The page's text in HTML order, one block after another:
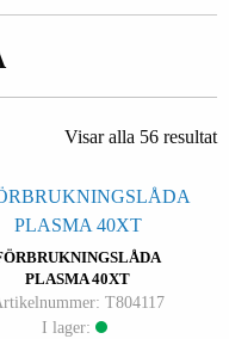
Visar alla 56 resultat
PLASMA 40XT
T804117
I lager: